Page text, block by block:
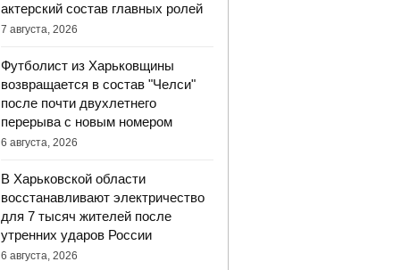
актерский состав главных ролей
7 августа, 2026
Футболист из Харьковщины
возвращается в состав "Челси"
после почти двухлетнего
перерыва с новым номером
6 августа, 2026
В Харьковской области
восстанавливают электричество
для 7 тысяч жителей после
утренних ударов России
6 августа, 2026